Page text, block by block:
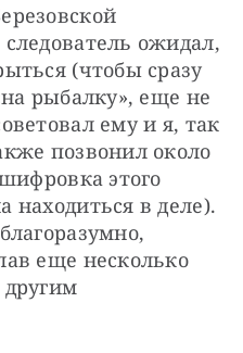
ожидал,
(чтобы сразу
рыбалку», еще не
ему и я, так
позвонил около
этого
находиться в деле).
еще несколько